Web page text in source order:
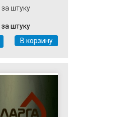
за штуку
за штуку
В корзину